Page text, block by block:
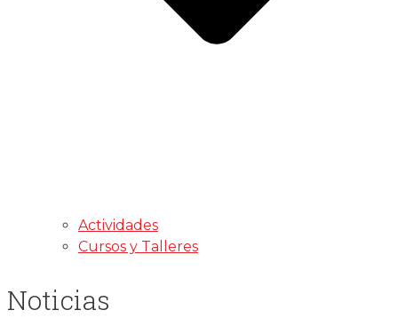
Actividades
Cursos y Talleres
Noticias